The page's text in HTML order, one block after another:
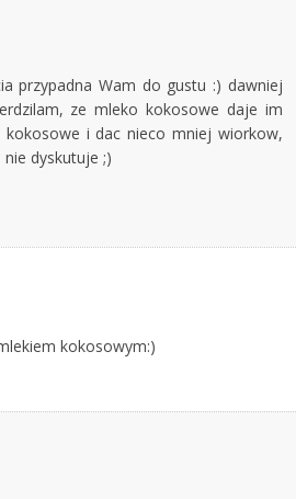
przypadna Wam do gustu :) dawniej
ze mleko kokosowe daje im
i dac nieco mniej wiorkow,
dyskutuje ;)
kokosowym:)